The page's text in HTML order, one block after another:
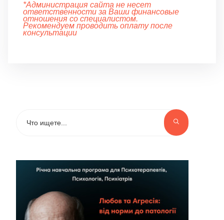
*Администрация сайта не несет
ответственности за Ваши финансовые
отношения со специалистом.
Рекомендуем проводить оплату после
консультации